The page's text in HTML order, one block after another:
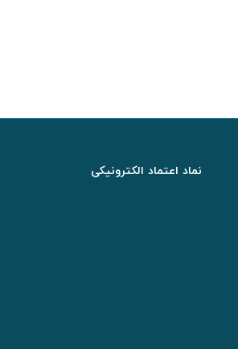
نماد اعتماد الکترونیکی